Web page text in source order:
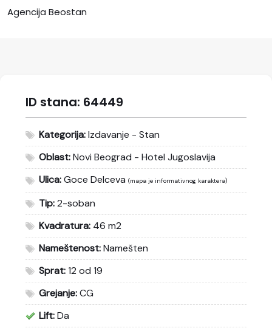
Agencija Beostan
ID stana: 64449
Kategorija:Izdavanje - Stan
Oblast:Novi Beograd - Hotel Jugoslavija
Ulica:Goce Delceva (mapa je informativnog karaktera)
Tip:2-soban
Kvadratura: 46 m2
Nameštenost:Namešten
Sprat:12 od 19
Grejanje:CG
Lift:Da